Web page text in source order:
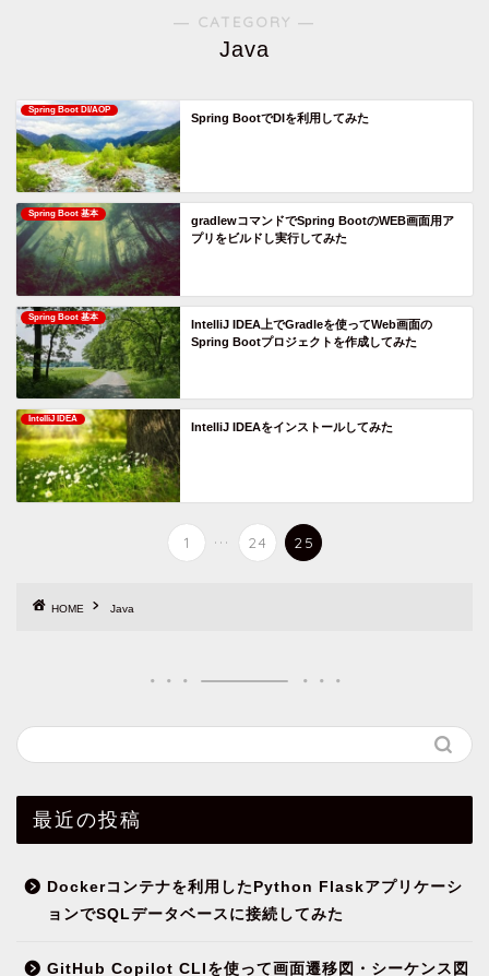
― CATEGORY ―
Java
Spring Boot DI/AOP
Spring BootでDIを利用してみた
Spring Boot 基本
gradlewコマンドでSpring BootのWEB画面用ア
プリをビルドし実行してみた
Spring Boot 基本
IntelliJ IDEA上でGradleを使ってWeb画面の
Spring Bootプロジェクトを作成してみた
IntelliJ IDEA
IntelliJ IDEAをインストールしてみた
1 ... 24 25
HOME Java
最近の投稿
Dockerコンテナを利用したPython Flaskアプリケーシ
ョンでSQLデータベースに接続してみた
GitHub Copilot CLIを使って画面遷移図・シーケンス図